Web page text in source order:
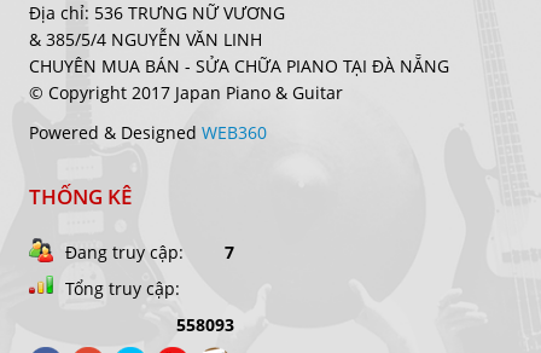
Địa chỉ: 536 TRƯNG NỮ VƯƠNG
& 385/5/4 NGUYỄN VĂN LINH
CHUYÊN MUA BÁN - SỬA CHỮA PIANO TẠI ĐÀ NẴNG
© Copyright 2017 Japan Piano & Guitar
Powered & Designed WEB360
THỐNG KÊ
Đang truy cập:
7
Tổng truy cập:
558093